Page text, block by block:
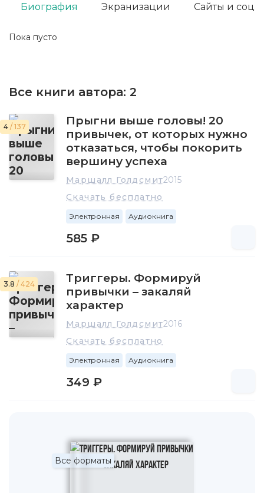
Пока пусто
Биография Экранизации Сайты и соц.
Все книги автора: 2
4 / 137
Прыгни выше головы! 20
привычек, от которых нужно
отказаться, чтобы покорить
вершину успеха
Маршалл Голдсмит2015
Скачать бесплатно
Электронная Аудиокнига
585 ₽
3.8 / 424
Триггеры. Формируй
привычки – закаляй
характер
Маршалл Голдсмит2016
Скачать бесплатно
Электронная Аудиокнига
349 ₽
Все форматы